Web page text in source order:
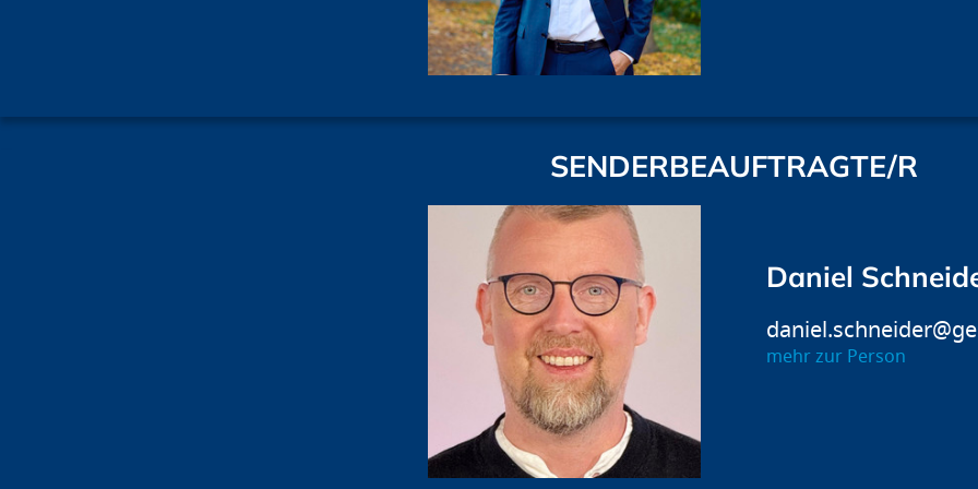
SENDERBEAUFTRAGTE/R
Daniel
mehr zur Person